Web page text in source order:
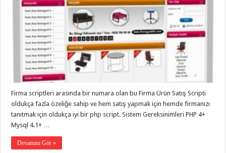
taşımacılık,
gaziantep
taşımacılık,
taşımacılık,
gaziantep
gaziantep
evden
taşımacılık,
gaziantep
taşımacılık,
Firma scriptleri arasında bir numara olan bu Firma Ürün Satış Scripti
oldukça fazla özeliğe sahip ve hem satış yapmak için hemde firmanızı
tanıtmak için oldukça iyi bir php script. Sistem Gereksinimleri PHP 4+
Mysql 4.1+ …
Devamını Gör »